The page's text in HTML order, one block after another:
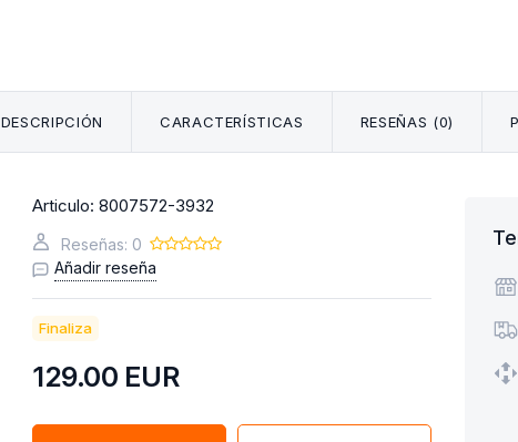
DESCRIPCIÓN CARACTERÍSTICAS RESEÑAS (0)
Articulo: 8007572-3932
Reseñas: 0
Añadir reseña
Finaliza
129.00 EUR